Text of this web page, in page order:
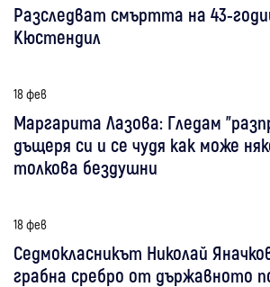
Разследват смъртта на 43-
Кюстендил
18 фев
Маргарита Лазова: Гледам
дъщеря си и се чудя как може
толкова бездушни
18 фев
Седмокласникът Николай
грабна сребро от държавното